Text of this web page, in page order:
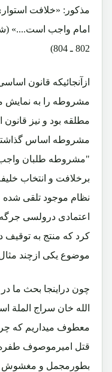
مذکور: «خلافت
امام واجب است....»
802 ـ 804)
مشروطه را به نمایش
مشروطه اساس
"مشروطه طلبان واجب
برخلافت و انتخاب
نظام موجود تلقی
اعتمادی درولسی
کرد که منتج به توقیف
موضوع یکی ازچند
چون دراینجا بحث ما
الله خان سراج الملة
معطوف میداریم که
قتل امیرموصوف طفره
بطورمجمل و مغشوش و